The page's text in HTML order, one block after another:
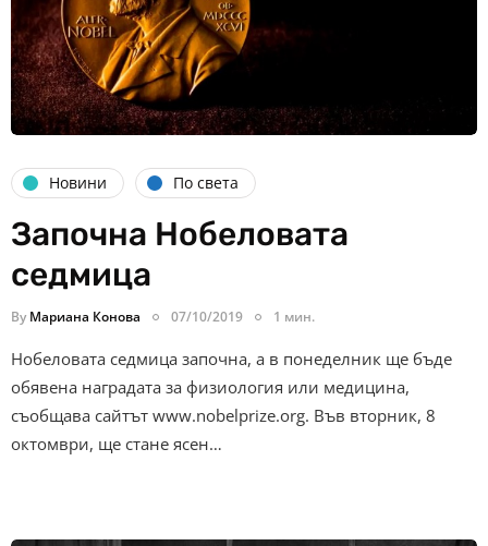
Новини По света
Започна Нобеловата
седмица
By Мариана Конова 07/10/2019 1 мин.
Нобеловата седмица започна, а в понеделник ще бъде
обявена наградата за физиология или медицина,
съобщава сайтът www.nobelprize.org. Във вторник, 8
октомври, ще стане ясен…